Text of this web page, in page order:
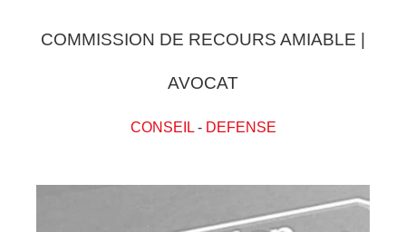
COMMISSION DE RECOURS AMIABLE |
AVOCAT
CONSEIL- DEFENSE